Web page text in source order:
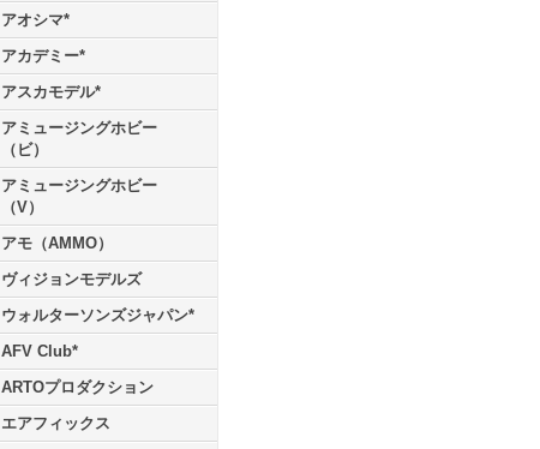
アオシマ*
アカデミー*
アスカモデル*
アミュージングホビー
（ビ）
アミュージングホビー
（V）
アモ（AMMO）
ヴィジョンモデルズ
ウォルターソンズジャパン*
AFV Club*
ARTOプロダクション
エアフィックス